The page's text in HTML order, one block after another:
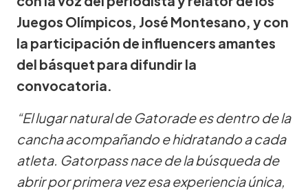
Juegos Olímpicos, José Montesano, y con
la participación de influencers amantes
del básquet para difundir la
convocatoria.
“El lugar natural de Gatorade es dentro de la
cancha acompañando e hidratando a cada
atleta. Gatorpass nace de la búsqueda de
abrir por primera vez esa experiencia única,